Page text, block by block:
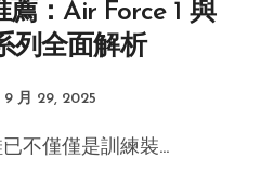
：Air Force 1 與
列全面解析
9 月 29, 2025
已不僅僅是訓練裝...